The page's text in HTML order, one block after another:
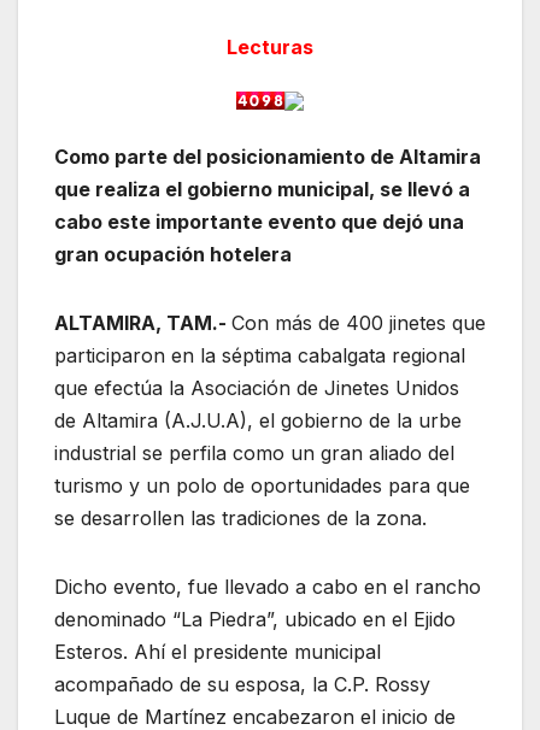
Lecturas
Como parte del posicionamiento de Altamira
que realiza el gobierno municipal, se llevó a
cabo este importante evento que dejó una
gran ocupación hotelera
ALTAMIRA, TAM.- Con más de 400 jinetes que
participaron en la séptima cabalgata regional
que efectúa la Asociación de Jinetes Unidos
de Altamira (A.J.U.A), el gobierno de la urbe
industrial se perfila como un gran aliado del
turismo y un polo de oportunidades para que
se desarrollen las tradiciones de la zona.
Dicho evento, fue llevado a cabo en el rancho
denominado “La Piedra”, ubicado en el Ejido
Esteros. Ahí el presidente municipal
acompañado de su esposa, la C.P. Rossy
Luque de Martínez encabezaron el inicio de